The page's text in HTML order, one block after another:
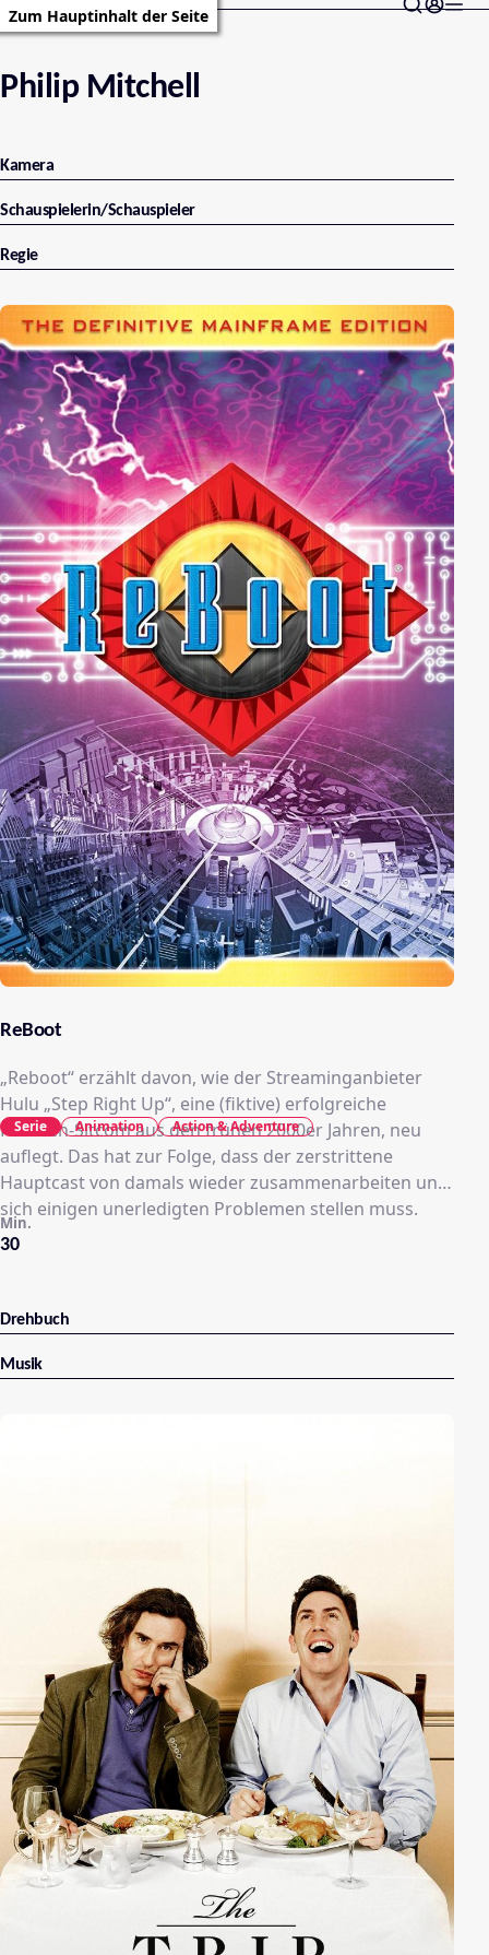
Zum Hauptinhalt der Seite
Philip Mitchell
Kamera
Schauspielerin/Schauspieler
Regie
ReBoot
„Reboot“ erzählt davon, wie der Streaminganbieter
Hulu „Step Right Up“, eine (fiktive) erfolgreiche
Familien-Sitcom aus den frühen 2000er Jahren, neu
auflegt. Das hat zur Folge, dass der zerstrittene
Hauptcast von damals wieder zusammenarbeiten und
sich einigen unerledigten Problemen stellen muss.
30
Min.
Serie Animation Action & Adventure
Drehbuch
Musik